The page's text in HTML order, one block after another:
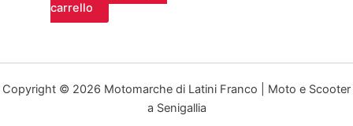
carrello
Copyright © 2026 Motomarche di Latini Franco | Moto e Scooter
a Senigallia